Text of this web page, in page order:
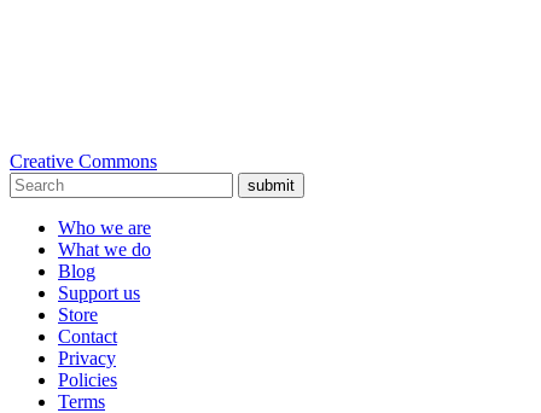
Creative Commons
submit
Who we are
What we do
Blog
Support us
Store
Contact
Privacy
Policies
Terms